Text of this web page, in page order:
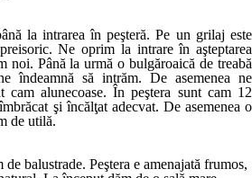
la intrarea în peşteră. Pe un grilaj este
Ne oprim la intrare în aşteptarea
noi. Până la urmă o bulgăroaică de treabă
să intrăm. De asemenea ne
cam alunecoase. În peştera sunt cam 12
şi încălţat adecvat. De asemenea o
de utilă.
balustrade. Peştera e amenajată frumos,